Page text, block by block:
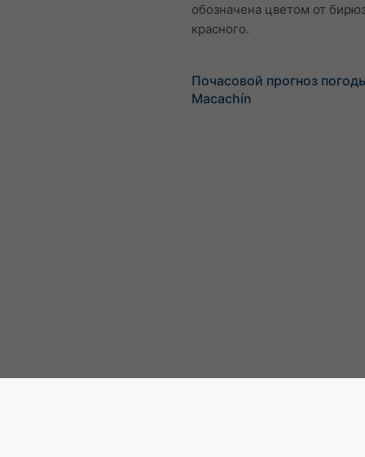
обозначена цветом от
красного.
Почасовой прогноз
Macachín